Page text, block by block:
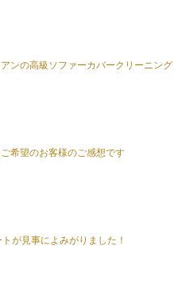
アンの高級ソファーカバークリーニング
希望のお客様のご感想です
が見事によみがりました！